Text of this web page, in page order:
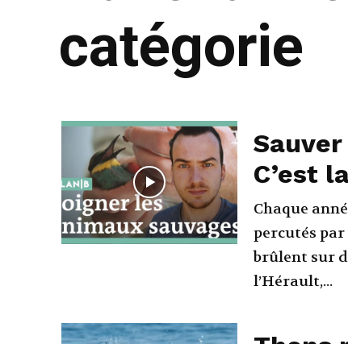
catégorie
C’est
Chaque
percutés par
brûlent sur des
l’Hérault,...